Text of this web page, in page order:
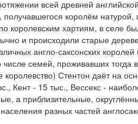
всей древней
королём
королевским хартиям, в селе
и происходили старые
англо-саксонских
семей, проживавших тогда
Стентон даёт на
Кент - 15 тыс., Вессекс -
а приблизительные,
разных частей